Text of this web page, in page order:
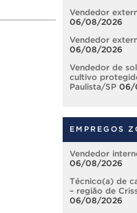
Vendedor
06/08/2026
Vendedor
06/08/2026
Vendedor de
cultivo
Paulista/SP 06/
EMPREGOS
Vendedor
06/08/2026
Técnico(a) de
– região de
06/08/2026